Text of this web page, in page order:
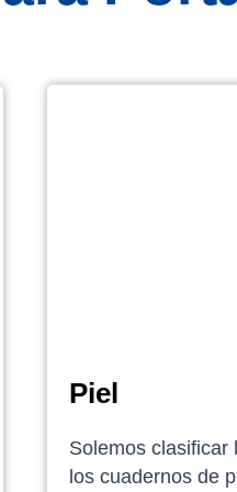
Piel
Solemos clasificar
los cuadernos de